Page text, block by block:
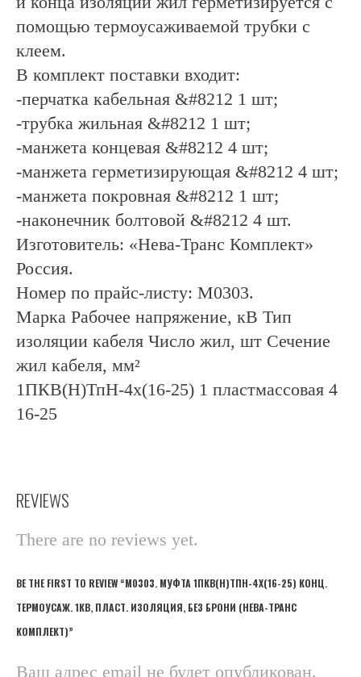
помощью термоусаживаемой трубки с
клеем.
В комплект поставки входит:
-перчатка кабельная &#8212 1 шт;
-трубка жильная &#8212 1 шт;
-манжета концевая &#8212 4 шт;
-манжета герметизирующая &#8212 4 шт;
-манжета покровная &#8212 1 шт;
-наконечник болтовой &#8212 4 шт.
Изготовитель: «Нева-Транс Комплект»
Россия.
Номер по прайс-листу: М0303.
Марка Рабочее напряжение, кВ Тип
изоляции кабеля Число жил, шт Сечение
жил кабеля, мм²
1ПКВ(Н)ТпН-4х(16-25) 1 пластмассовая 4
16-25
REVIEWS
There are no reviews yet.
BE THE FIRST TO REVIEW “М0303. МУФТА 1ПКВ(Н)ТПН-4Х(16-25) КОНЦ.
ТЕРМОУСАЖ. 1КВ, ПЛАСТ. ИЗОЛЯЦИЯ, БЕЗ БРОНИ (НЕВА-ТРАНС
КОМПЛЕКТ)”
Ваш адрес email не будет опубликован.